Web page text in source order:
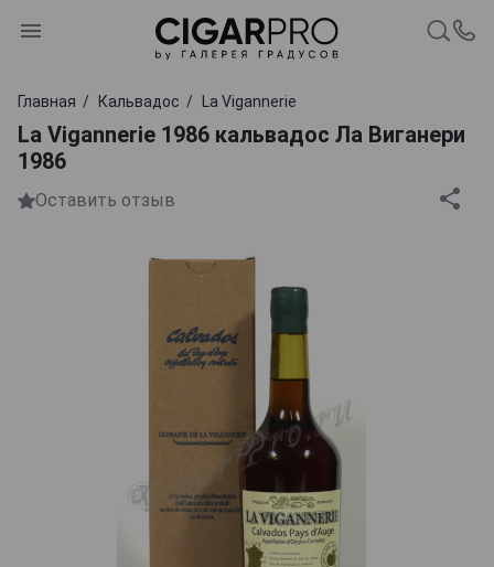
Главная Кальвадос La Vigannerie
La Vigannerie 1986 кальвадос Ла Виганери
1986
Оставить отзыв